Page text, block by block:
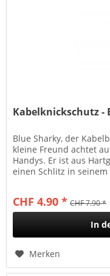
Kabelknickschutz -
Blue Sharky, der
kleine Freund achtet
Handys. Er ist aus
einen Schlitz in
CHF 4.90 * CHF 7.90 *
In
Merken